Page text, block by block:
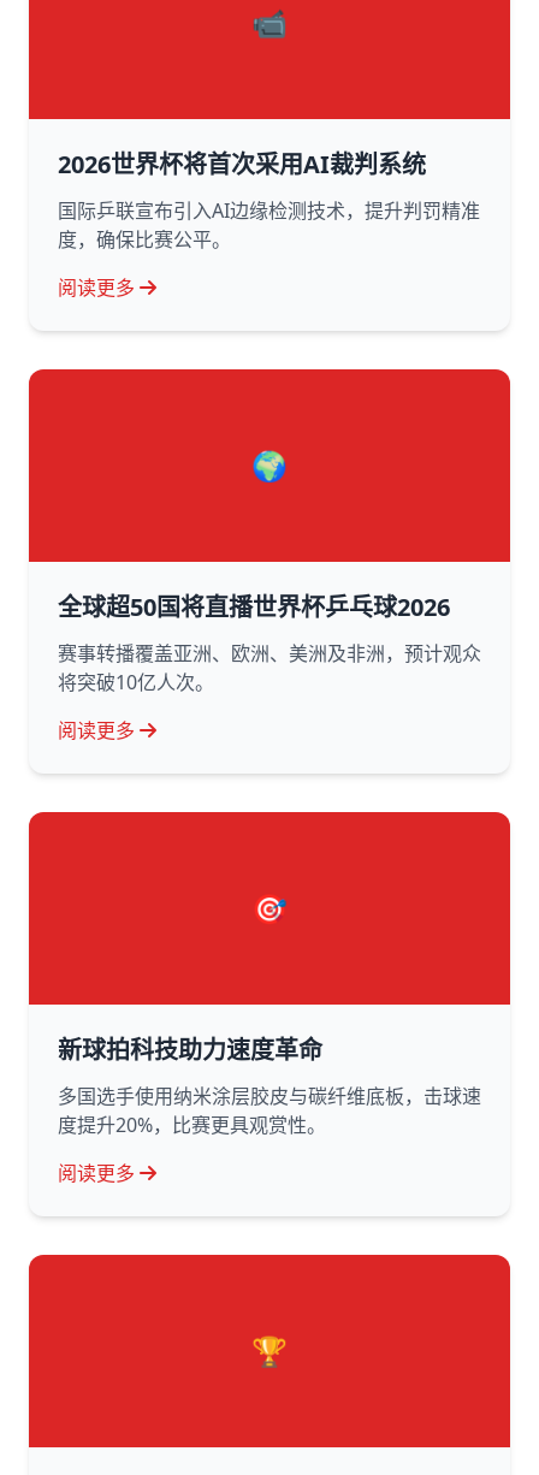
📹
2026世界杯将首次采用AI裁判系统
国际乒联宣布引入AI边缘检测技术，提升判罚精准
度，确保比赛公平。
阅读更多
🌍
全球超50国将直播世界杯乒乓球2026
赛事转播覆盖亚洲、欧洲、美洲及非洲，预计观众
将突破10亿人次。
阅读更多
🎯
新球拍科技助力速度革命
多国选手使用纳米涂层胶皮与碳纤维底板，击球速
度提升20%，比赛更具观赏性。
阅读更多
🏆